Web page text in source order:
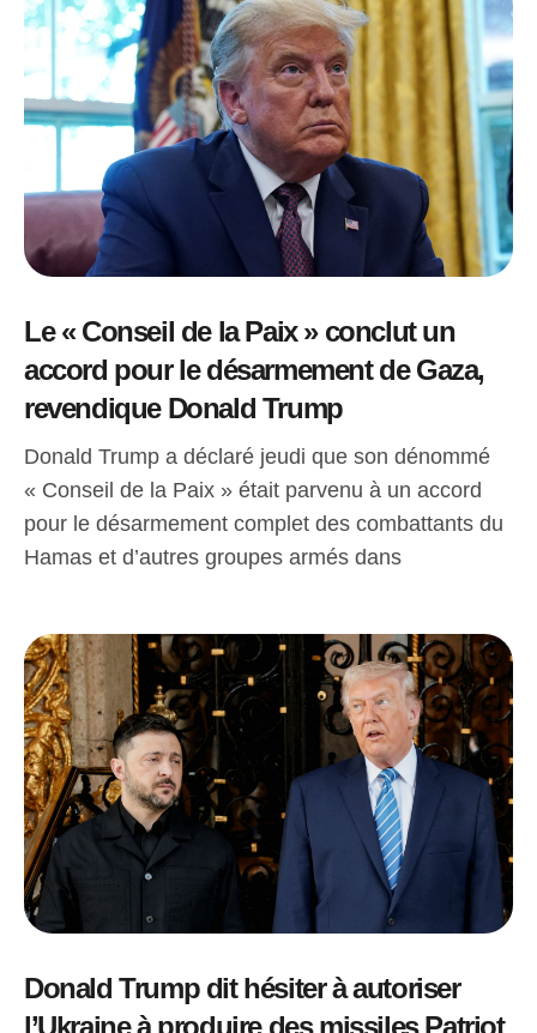
Le « Conseil de la Paix » conclut un
accord pour le désarmement de Gaza,
revendique Donald Trump
Donald Trump a déclaré jeudi que son dénommé
« Conseil de la Paix » était parvenu à un accord
pour le désarmement complet des combattants du
Hamas et d’autres groupes armés dans
Donald Trump dit hésiter à autoriser